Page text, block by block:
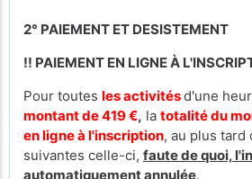
2° PAIEMENT ET DESISTEMENT
!! PAIEMENT EN LIGNE À
Pour toutes les activitésd'une
montant de 419 €, la totalité du
en ligne à l'inscription, au plus tard
suivantes celle-ci, faute de quoi,
automatiquement annulée.